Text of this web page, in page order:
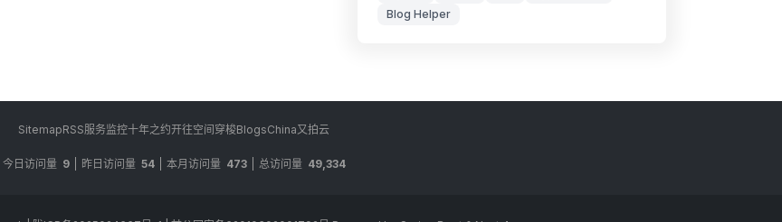
Blog Helper
SitemapRSS服务监控十年之约开往空间穿梭BlogsChina又拍云
今日访问量 9 昨日访问量 54 本月访问量 473 总访问量 49,334